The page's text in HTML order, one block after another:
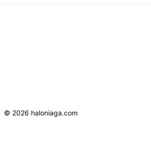
© 2026 haloniaga.com